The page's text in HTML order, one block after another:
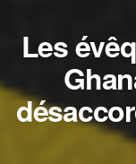
Les